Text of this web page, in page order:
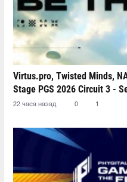
Virtus.pro, Twisted Minds,
Stage PGS 2026 Circuit 3 -
22 часа назад 0 1